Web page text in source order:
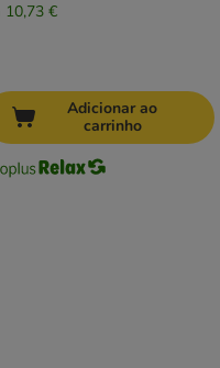
10,73 €
Adicionar ao
carrinho